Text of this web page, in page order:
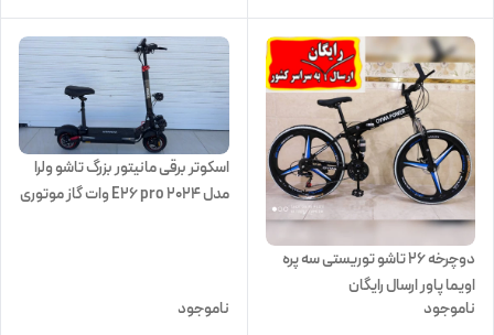
دوچرخه ۲۶ تاشو توریستی سه پره
اویما پاور ارسال رایگان
ناموجود
اسکوتر برقی مانیتور بزرگ تاشو ولرا
مدل E26 pro 2024 وات گاز موتوری
ناموجود